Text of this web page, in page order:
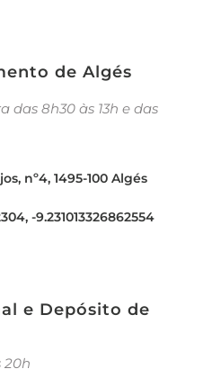
de Algés
das 8h30 às 13h e das
nº4, 1495-100 Algés
-9.231013326862554
e Depósito de
20h